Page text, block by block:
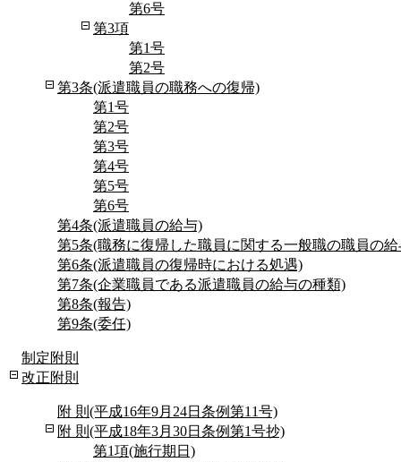
第6号
第3項
第1号
第2号
第3条(派遣職員の職務への復帰)
第1号
第2号
第3号
第4号
第5号
第6号
第4条(派遣職員の給与)
第5条(職務に復帰した職員に関する一般職の職員の
第6条(派遣職員の復帰時における処遇)
第7条(企業職員である派遣職員の給与の種類)
第8条(報告)
第9条(委任)
制定附則
改正附則
附 則(平成16年9月24日条例第11号)
附 則(平成18年3月30日条例第1号抄)
第1項(施行期日)